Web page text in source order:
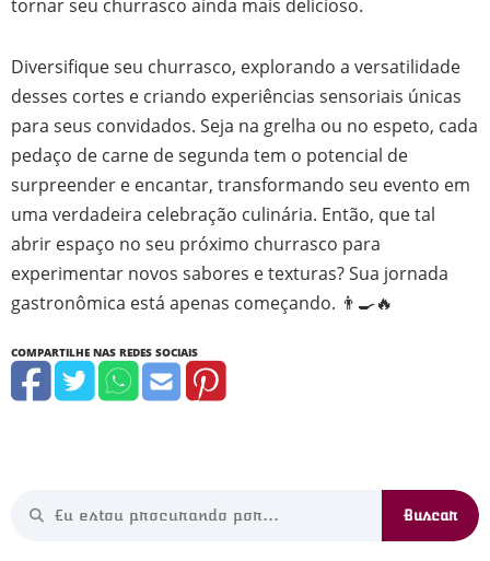
Diversifique seu churrasco, explorando a versatilidade
desses cortes e criando experiências sensoriais únicas
para seus convidados. Seja na grelha ou no espeto, cada
pedaço de carne de segunda tem o potencial de
surpreender e encantar, transformando seu evento em
uma verdadeira celebração culinária. Então, que tal
abrir espaço no seu próximo churrasco para
experimentar novos sabores e texturas? Sua jornada
gastronômica está apenas começando. 👨‍🍳🔥